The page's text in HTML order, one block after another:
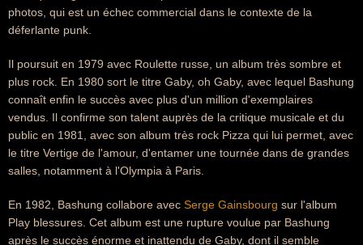
photos, qui est un échec commercial dans le contexte de la
déferlante punk.
Il poursuit en 1979 avec Roulette russe, un album très sombre et
plus rock. En 1980 sort le titre Gaby, oh Gaby, avec lequel Bashung
connaît enfin le succès avec plus d'un million d'exemplaires
vendus. Il confirme son talent auprès de la critique musicale et du
public en 1981, avec son album très rock Pizza qui lui permet, avec
le titre Vertige de l'amour, d'entamer une tournée dans de grandes
salles, notamment à l'Olympia à Paris.
En 1982, Bashung collabore avec Serge Gainsbourg sur l'album
Play blessures. Cet album est une rupture voulue par Bashung
après le succès énorme et inattendu de Gaby, dont il semble